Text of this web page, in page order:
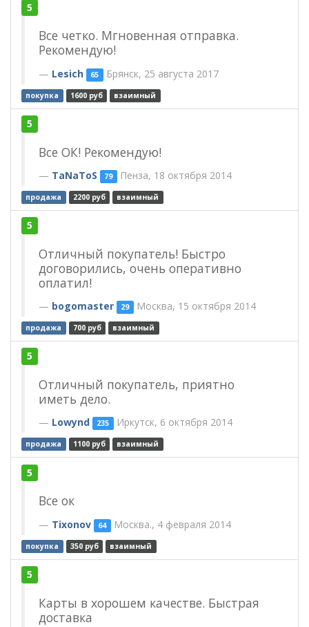
5
Все четко. Мгновенная отправка.
Рекомендую!
Lesich 65 Брянск, 25 августа 2017
покупка 1600 руб взаимный
5
Все ОК! Рекомендую!
TaNaToS 79 Пенза, 18 октября 2014
продажа 2200 руб взаимный
5
Отличный покупатель! Быстро
договорились, очень оперативно
оплатил!
bogomaster 29 Москва, 15 октября 2014
продажа 700 руб взаимный
5
Отличный покупатель, приятно
иметь дело.
Lowynd 235 Иркутск, 6 октября 2014
продажа 1100 руб взаимный
5
Все ок
Tixonov 64 Москва., 4 февраля 2014
покупка 350 руб взаимный
5
Карты в хорошем качестве. Быстрая
доставка